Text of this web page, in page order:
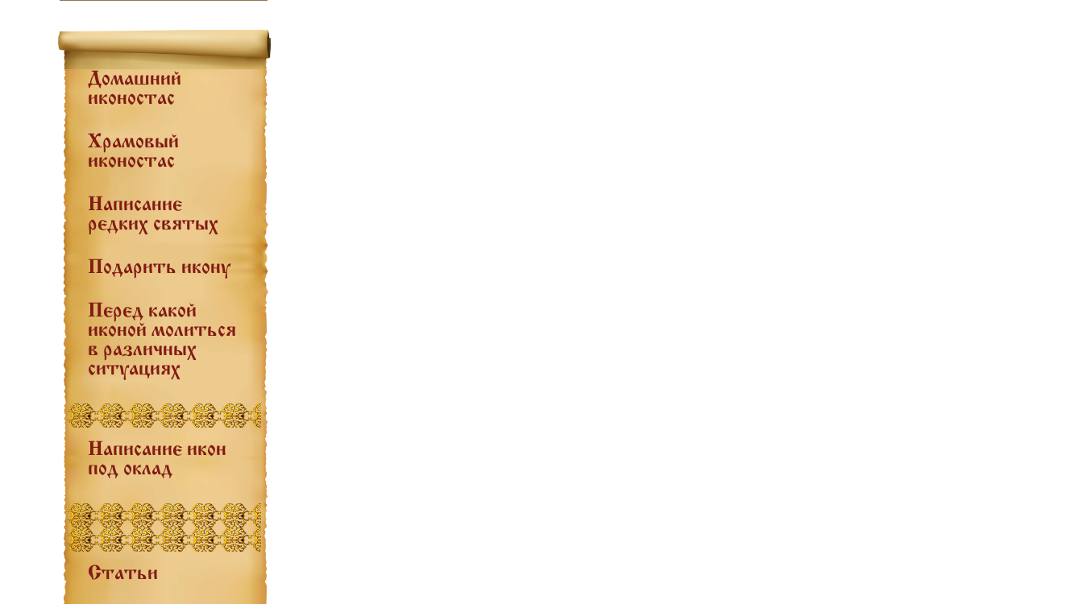
Домашний
иконостас
Храмовый
иконостас
Написание
редких святых
Подарить икону
Перед какой
иконой молиться
в различных
ситуациях
Написание икон
под оклад
Статьи